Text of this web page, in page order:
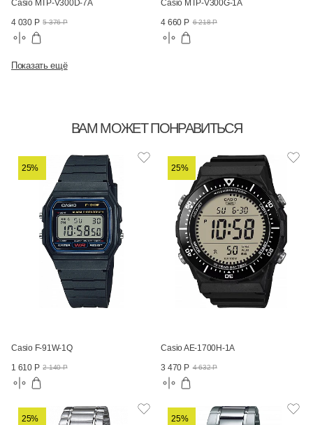
Casio MTP-V300D-7A
4 030 Р 5 376 Р
Casio MTP-V300G-1A
4 660 Р 6 218 Р
Показать ещё
ВАМ МОЖЕТ ПОНРАВИТЬСЯ
25%
Casio F-91W-1Q
1 610 Р 2 140 Р
25%
Casio AE-1700H-1A
3 470 Р 4 632 Р
25% 25%